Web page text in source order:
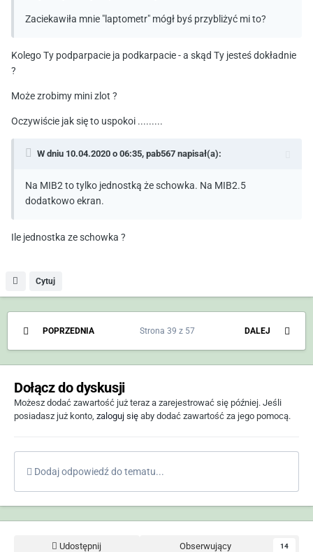
Zaciekawiła mnie "laptometr" mógł byś przybliżyć mi to?
Kolego Ty podparpacie ja podkarpacie - a skąd Ty jesteś dokładnie
?
Może zrobimy mini zlot ?
Oczywiście jak się to uspokoi .........
W dniu 10.04.2020 o 06:35, pab567 napisał(a):
Na MIB2 to tylko jednostką że schowka. Na MIB2.5
dodatkowo ekran.
Ile jednostka ze schowka ?
Cytuj
POPRZEDNIA DALEJ
Strona 39 z 57
Dołącz do dyskusji
Możesz dodać zawartość już teraz a zarejestrować się później. Jeśli
posiadasz już konto, zaloguj się aby dodać zawartość za jego pomocą.
Dodaj odpowiedź do tematu...
Udostępnij Obserwujący 14